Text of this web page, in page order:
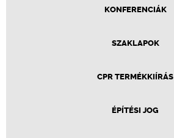
KONFERENCIÁK
SZAKLAPOK
CPR TERMÉKKIÍRÁS
ÉPÍTÉSI JOG